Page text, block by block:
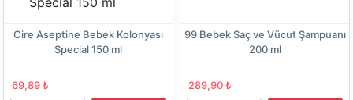
Cire Aseptine Bebek Kolonyası
Special 150 ml
69,89 ₺
99 Bebek Saç ve Vücut Şampuanı
200 ml
289,90 ₺